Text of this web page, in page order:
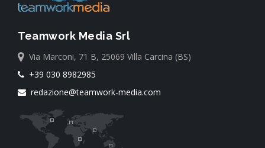
Teamwork Media Srl
Via Marconi, 71 B, 25069 Villa Carcina (BS)
+39 030 8982985
redazione@teamwork-media.com